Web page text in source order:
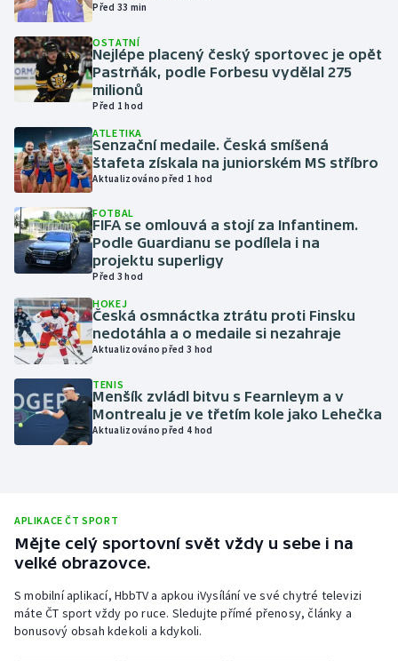
Házená
Jezdectví
Judo
Krasobruslení
Lezení
Lyže a snowboard
Moderní pětiboj
Motorsport
Olympijské hry
Parasport
Plavání
Rychlostní kanoistika
Před 33 min
OSTATNÍ
Nejlépe placený český sportovec je opět
Pastrňák, podle Forbesu vydělal 275
milionů
Před 1 hod
ATLETIKA
Senzační medaile. Česká smíšená
štafeta získala na juniorském MS stříbro
Aktualizováno před 1 hod
FOTBAL
FIFA se omlouvá a stojí za Infantinem.
Podle Guardianu se podílela i na
projektu superligy
Před 3 hod
HOKEJ
Česká osmnáctka ztrátu proti Finsku
nedotáhla a o medaile si nezahraje
Aktualizováno před 3 hod
TENIS
Menšík zvládl bitvu s Fearnleym a v
Montrealu je ve třetím kole jako Lehečka
Aktualizováno před 4 hod
APLIKACE ČT SPORT
Mějte celý sportovní svět vždy u sebe i na
velké obrazovce.
S mobilní aplikací, HbbTV a apkou iVysílání ve své chytré televizi
máte ČT sport vždy po ruce. Sledujte přímé přenosy, články a
bonusový obsah kdekoli a kdykoli.